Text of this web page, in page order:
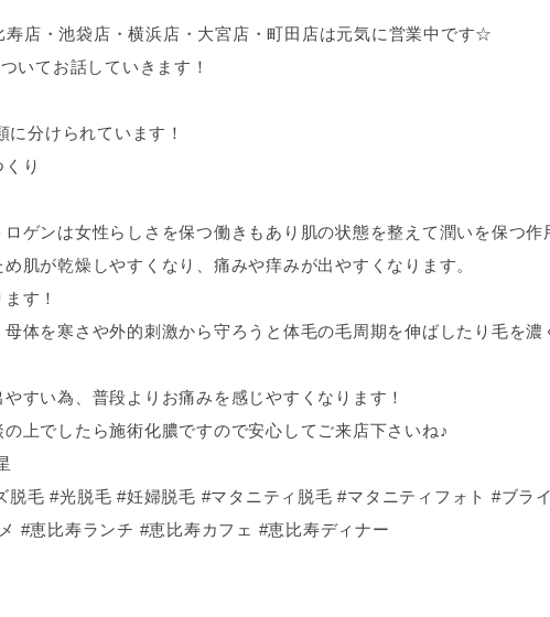
店・池袋店・横浜店・大宮店・町田店は元気に営業中です☆
いてお話していきます！
に分けられています！
り
ゲンは女性らしさを保つ働きもあり肌の状態を整えて潤いを保つ作
肌が乾燥しやすくなり、痛みや痒みが出やすくなります。
す！
体を寒さや外的刺激から守ろうと体毛の毛周期を伸ばしたり毛を濃
すい為、普段よりお痛みを感じやすくなります！
上でしたら施術化膿ですので安心してご来店下さいね♪
毛 #光脱毛 #妊婦脱毛 #マタニティ脱毛 #マタニティフォト #ブラ
#恵比寿ランチ #恵比寿カフェ #恵比寿ディナー